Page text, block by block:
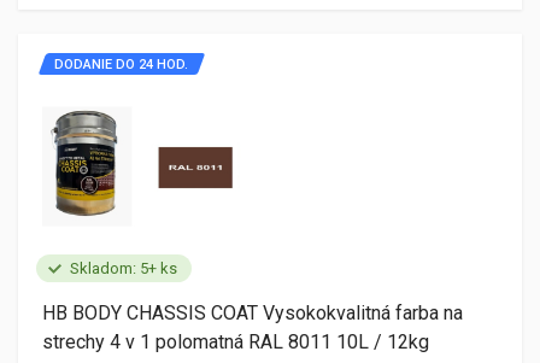
Skladom: 5+ ks
DODANIE DO 24 HOD.
HB BODY CHASSIS COAT Vysokokvalitná farba na
strechy 4 v 1 polomatná RAL 8011 10L / 12kg